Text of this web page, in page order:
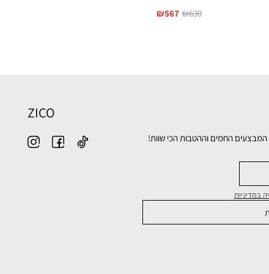
₪630
₪567
המבצעים החמים וההטבות הכי שוות!
במדיניות
ZICO